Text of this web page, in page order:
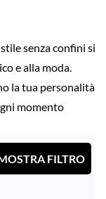
senza confini si
e alla moda.
la tua personalità
momento
FILTRO